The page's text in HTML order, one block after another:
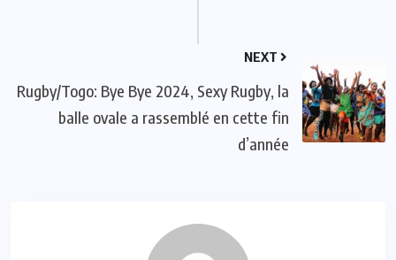
NEXT
Rugby/Togo: Bye Bye 2024, Sexy Rugby, la
balle ovale a rassemblé en cette fin
d’année